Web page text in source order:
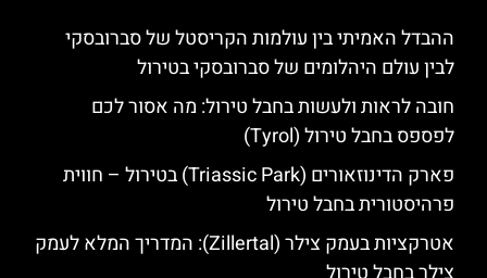
ההבדל האמיתי בין עולמות הקריסטל של סברובסקי
לבין עולם היהלומים של סברובסקי בטירול
חובה לראות ולעשות בחבל טירול: מה אסור לכם
לפספס בחבל טירול (Tyrol)
פארק הדינוזאורים (Triassic Park) בטירול – חווית
פרהיסטורית בחבל טירול
אטרקציות בעמק צילר (Zillertal): המדריך המלא לעמק